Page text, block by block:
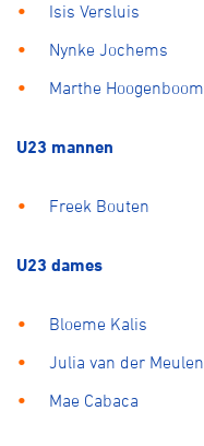
Isis Versluis
Nynke Jochems
Marthe Hoogenboom
U23 mannen
Freek Bouten
U23 dames
Bloeme Kalis
Julia van der Meulen
Mae Cabaca